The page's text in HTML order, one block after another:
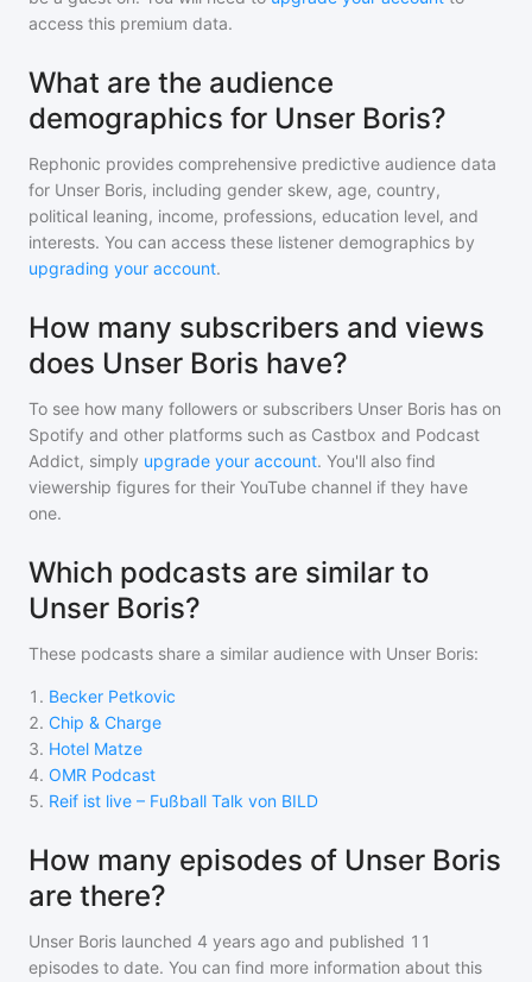
access this premium data.
What are the audience
demographics for Unser Boris?
Rephonic provides comprehensive predictive audience data
for Unser Boris, including gender skew, age, country,
political leaning, income, professions, education level, and
interests. You can access these listener demographics by
upgrading your account.
How many subscribers and views
does Unser Boris have?
To see how many followers or subscribers Unser Boris has on
Spotify and other platforms such as Castbox and Podcast
Addict, simply upgrade your account. You'll also find
viewership figures for their YouTube channel if they have
one.
Which podcasts are similar to
Unser Boris?
These podcasts share a similar audience with Unser Boris:
1 . Becker Petkovic
2. Chip & Charge
3. Hotel Matze
4. OMR Podcast
5. Reif ist live – Fußball Talk von BILD
How many episodes of Unser Boris
are there?
Unser Boris launched 4 years ago and published 11
episodes to date. You can find more information about this